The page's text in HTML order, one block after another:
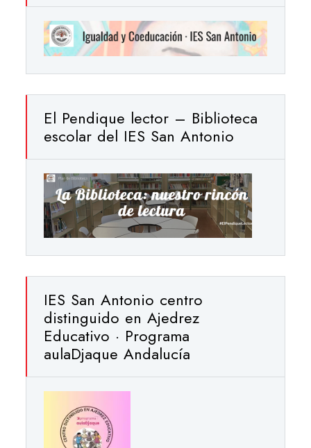
El Pendique lector – Biblioteca
escolar del IES San Antonio
IES San Antonio centro
distinguido en Ajedrez
Educativo · Programa
aulaDjaque Andalucía